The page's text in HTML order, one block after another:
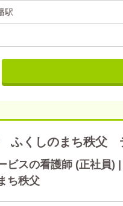
駅
くしのまち秩父
ビスの看護師 (正社
ち秩父